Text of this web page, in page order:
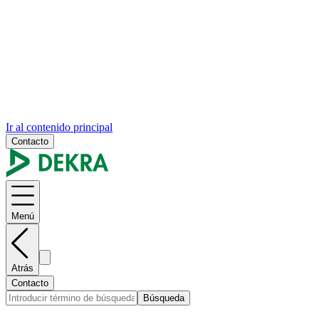
Ir al contenido principal
Contacto
Menú
Atrás
Contacto
Búsqueda